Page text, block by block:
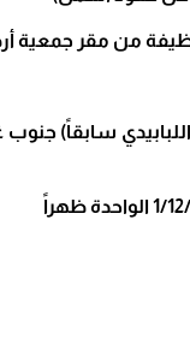
من مقر جمعية
سابقاً)